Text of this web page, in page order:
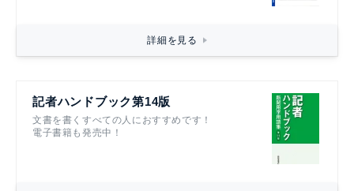
詳細を見る
記者ハンドブック第14版
文書を書くすべての人におすすめです！
電子書籍も発売中！